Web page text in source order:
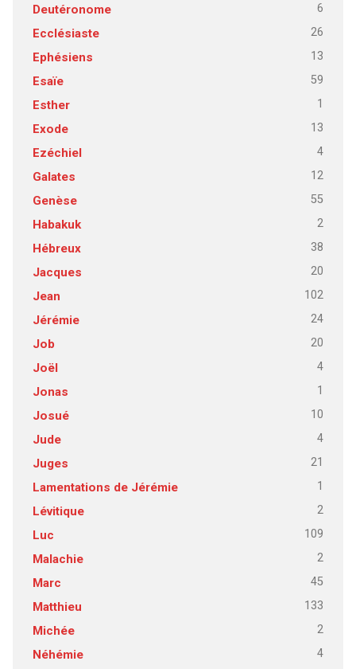
Deutéronome 6
Ecclésiaste 26
Ephésiens 13
Esaïe 59
Esther 1
Exode 13
Ezéchiel 4
Galates 12
Genèse 55
Habakuk 2
Hébreux 38
Jacques 20
Jean 102
Jérémie 24
Job 20
Joël 4
Jonas 1
Josué 10
Jude 4
Juges 21
Lamentations de Jérémie 1
Lévitique 2
Luc 109
Malachie 2
Marc 45
Matthieu 133
Michée 2
Néhémie 4